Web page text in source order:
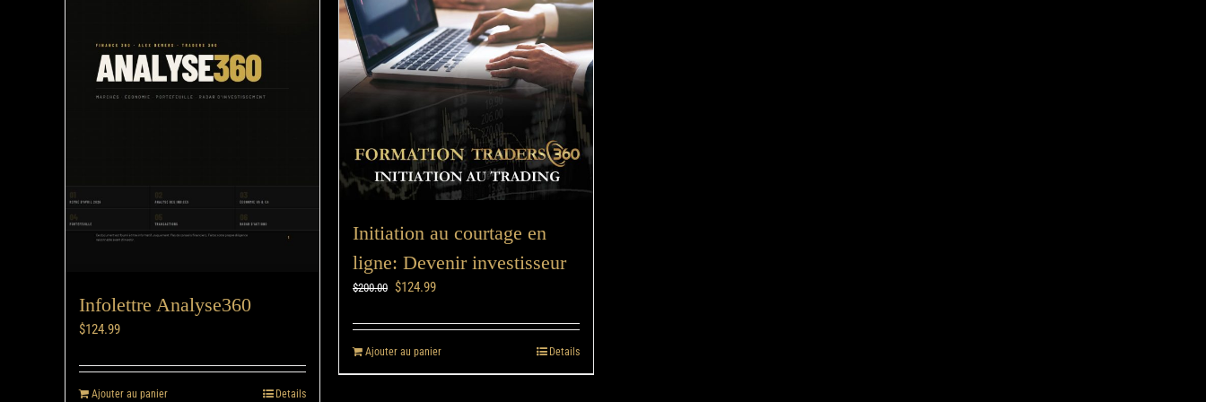
Infolettre Analyse360
$124.99
Ajouter au panier Details
Initiation au courtage en
ligne: Devenir investisseur
$200.00 $124.99
Ajouter au panier Details